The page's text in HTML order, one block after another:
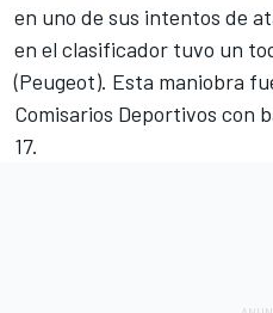
en uno de sus intentos de
en el clasificador tuvo un
(Peugeot). Esta maniobra
Comisarios Deportivos con
17.